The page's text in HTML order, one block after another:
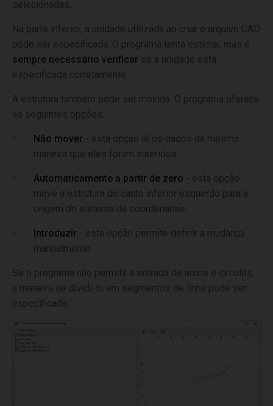
selecionadas.
Na parte inferior, a unidade utilizada ao criar o arquivo CAD
pode ser especificada. O programa tenta estimar, mas é
sempre necessário verificar se a unidade está
especificada corretamente.
A estrutura também pode ser movida. O programa oferece
as seguintes opções:
Não mover - esta opção lê os dados da mesma
maneira que eles foram inseridos
Automaticamente a partir de zero - esta opção
move a estrutura do canto inferior esquerdo para a
origem do sistema de coordenadas
Introduzir - esta opção permite definir a mudança
manualmente
Se o programa não permitir a entrada de arcos e círculos,
a maneira de dividi-lo em segmentos de linha pode ser
especificada.